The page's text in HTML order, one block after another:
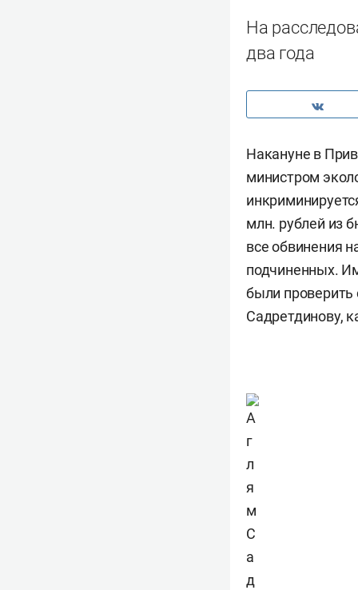
На
два года
Накануне в
министром
млн. рублей из
все обвинения
подчиненных.
были проверить
Садретдинову,